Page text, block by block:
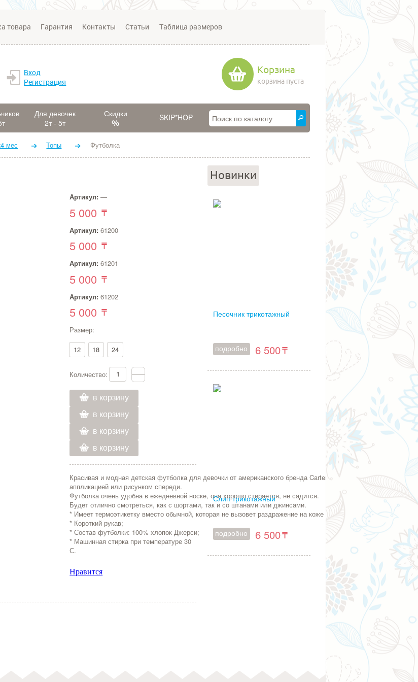
товара Гарантия Контакты Статьи Таблица размеров
Вход
Регистрация
Корзина
корзина пуста
Для девочек
2т - 5т
Скидки SKIP*HOP
мес Топы Футболка
Артикул: —
5 000
Артикул: 61200
5 000
Артикул: 61201
5 000
Артикул: 61202
5 000
Размер:
12 18 24
Количество:
в корзину
в корзину
в корзину
в корзину
Красивая и модная детская футболка для девочки от американского бренда Carters (США) с оригинальной
аппликацией или рисунком спереди.
Футболка очень удобна в ежедневной носке, она хорошо стирается, не садится.
Будет отлично смотреться, как с шортами, так и со штанами или джинсами.
* Имеет термоэтикетку вместо обычной, которая не вызовет раздражение на коже ребенка;
* Короткий рукав;
* Состав футболки: 100% хлопок Джерси;
* Машинная стирка при температуре 30
С.
Нравится
Новинки
Песочник трикотажный
подробно 6 500
Слип трикотажный
подробно 6 500